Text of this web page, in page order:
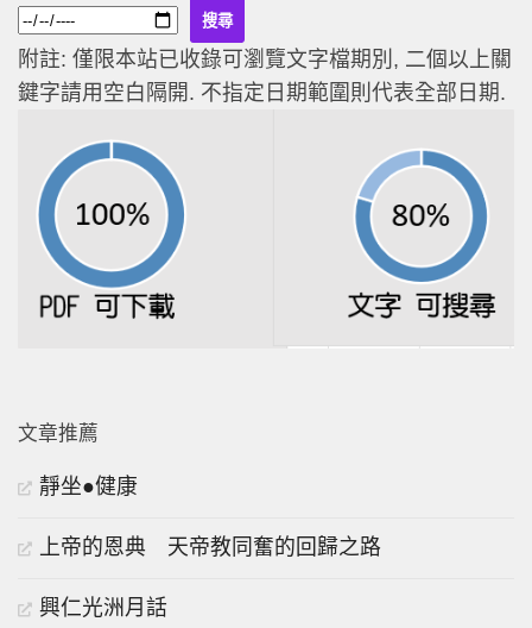
附註: 僅限本站已收錄可瀏覽文字檔期別, 二個以上關
鍵字請用空白隔開. 不指定日期範圍則代表全部日期.
文章推薦
靜坐●健康
上帝的恩典 天帝教同奮的回歸之路
興仁光洲月話